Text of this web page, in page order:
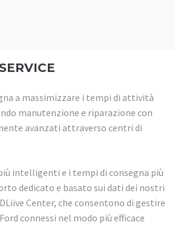
a massimizzare i tempi di attività
manutenzione e riparazione con
avanzati attraverso centri di
intelligenti e i tempi di consegna più
dedicato e basato sui dati dei nostri
Center, che consentono di gestire
connessi nel modo più efficace